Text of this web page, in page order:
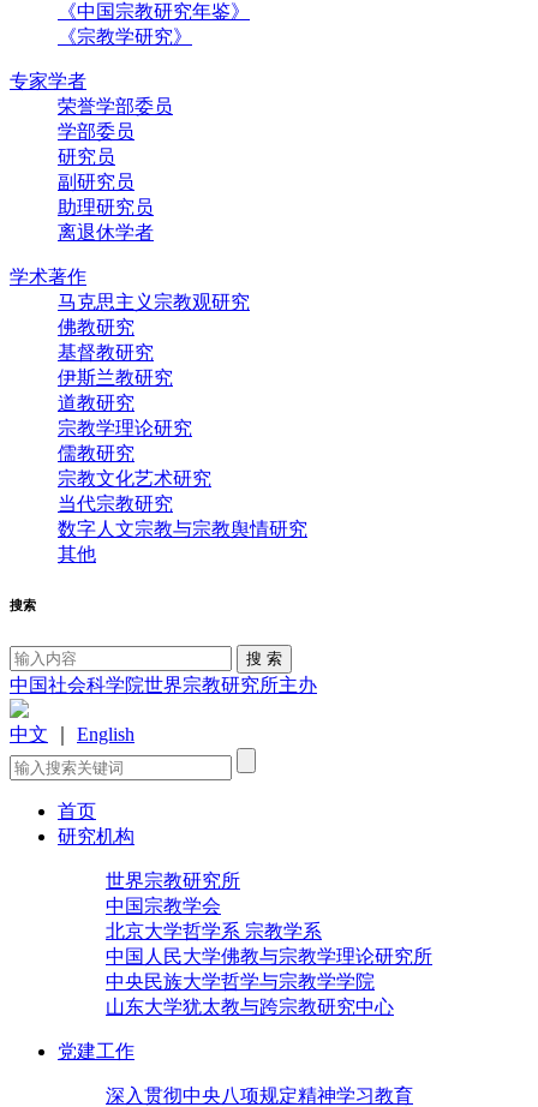
《中国宗教研究年鉴》
《宗教学研究》
专家学者
荣誉学部委员
学部委员
研究员
副研究员
助理研究员
离退休学者
学术著作
马克思主义宗教观研究
佛教研究
基督教研究
伊斯兰教研究
道教研究
宗教学理论研究
儒教研究
宗教文化艺术研究
当代宗教研究
数字人文宗教与宗教舆情研究
其他
搜索
中国社会科学院世界宗教研究所主办
中文 English
首页
研究机构
世界宗教研究所
中国宗教学会
北京大学哲学系 宗教学系
中国人民大学佛教与宗教学理论研究所
中央民族大学哲学与宗教学学院
山东大学犹太教与跨宗教研究中心
党建工作
深入贯彻中央八项规定精神学习教育